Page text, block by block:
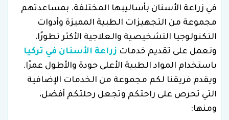
في زراعة الأسنان بأساليبها المختلفة. بمساعدتهم
مجموعة من التجهيزات الطبية المميزة وأدوات
التكنولوجيا التشخيصية والعلاجية الأكثر تطورًا،
ونعمل على تقديم خدمات زراعة الأسنان في تركيا
باستخدام المواد الطبية الأعلى جودة والأطول عمرًا.
ويقدم فريقنا لكم مجموعة من الخدمات الإضافية
التي تحرص على راحتكم وتجعل رحلتكم أفضل،
ومنها: